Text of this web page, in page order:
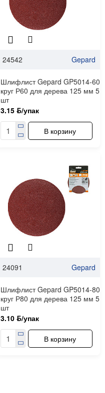
24542 Gepard
Шлифлист Gepard GP5014-60
круг Р60 для дерева 125 мм 5
шт
3.15 ƃ/упак
В корзину
24091 Gepard
Шлифлист Gepard GP5014-80
круг Р80 для дерева 125 мм 5
шт
3.10 ƃ/упак
В корзину